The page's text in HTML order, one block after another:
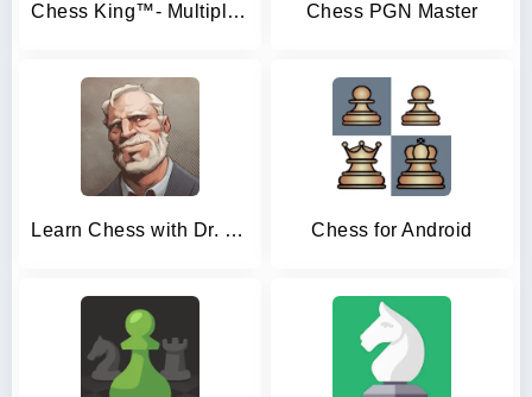
Chess King™- Multiplayer Chess Chess PGN Master
Learn Chess with Dr. Wolf Chess for Android